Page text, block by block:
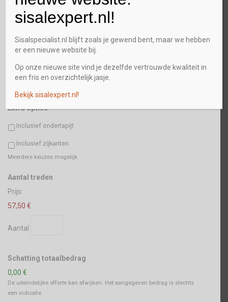
Extra opties
Inclusief ondertapijt
Inclusief zijkanten
Meerdere keuzes mogelijk
Aantal treden
Prijs:
57,50 €
Aantal
Schatting totaalbedrag
0,00 €
De uiteindelijke offerte kan afwijken. Het aangegeven bedrag is slechts
een indicatie.
sisalexpert.nl!
Sisalspecialist.nl blijft zoals je gewend bent, maar we hebben
er een nieuwe website bij.
Op onze nieuwe site vind je dezelfde vertrouwde kwaliteit in
een fris en overzichtelijk jasje.
Bekijk sisalexpert.nl!